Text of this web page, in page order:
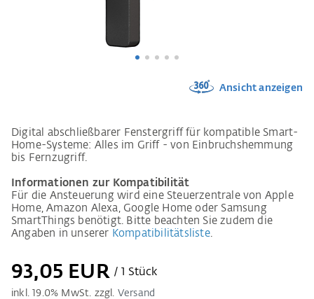
Ansicht anzeigen
Digital abschließbarer Fenstergriff für kompatible Smart-
Home-Systeme: Alles im Griff - von Einbruchshemmung
bis Fernzugriff.
Informationen zur Kompatibilität
Für die Ansteuerung wird eine Steuerzentrale von Apple
Home, Amazon Alexa, Google Home oder Samsung
SmartThings benötigt. Bitte beachten Sie zudem die
Angaben in unserer Kompatibilitätsliste.
93,05 EUR / 1 Stück
inkl. 19.0% MwSt. zzgl. Versand